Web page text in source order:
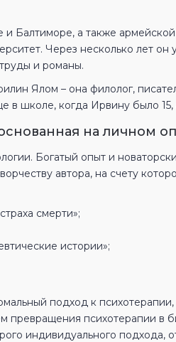
Балтиморе, а также
Через несколько лет он
и романы.
Ялом – она филолог,
в школе, когда Ирвину было
на личном
Богатый опыт и
автора, на счету
смерти»;
истории»;
подход к
превращения психотерапии в
индивидуального подхода,